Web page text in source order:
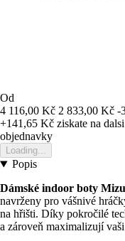
Od
4 116,00 Kč 2 833,00 Kč -
+141,65 Kč ziskate na
objednavky
Loading...
Popis
Dámské indoor boty
navrženy pro vášnivé
na hřišti. Díky pokročilé
a zároveň maximalizují